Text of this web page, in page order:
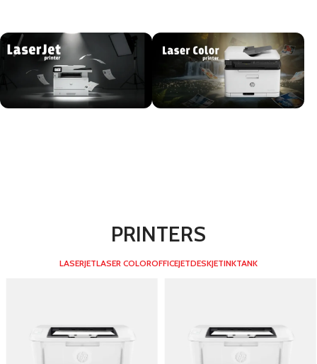
PRINTERS
LASERJETLASER COLOROFFICEJETDESKJETINKTANK